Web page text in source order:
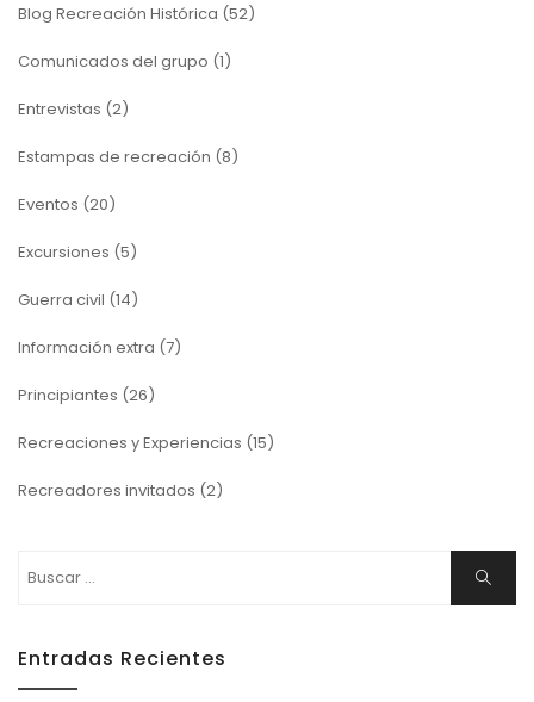
Blog Recreación Histórica (52)
Comunicados del grupo (1)
Entrevistas (2)
Estampas de recreación (8)
Eventos (20)
Excursiones (5)
Guerra civil (14)
Información extra (7)
Principiantes (26)
Recreaciones y Experiencias (15)
Recreadores invitados (2)
Buscar
Entradas Recientes